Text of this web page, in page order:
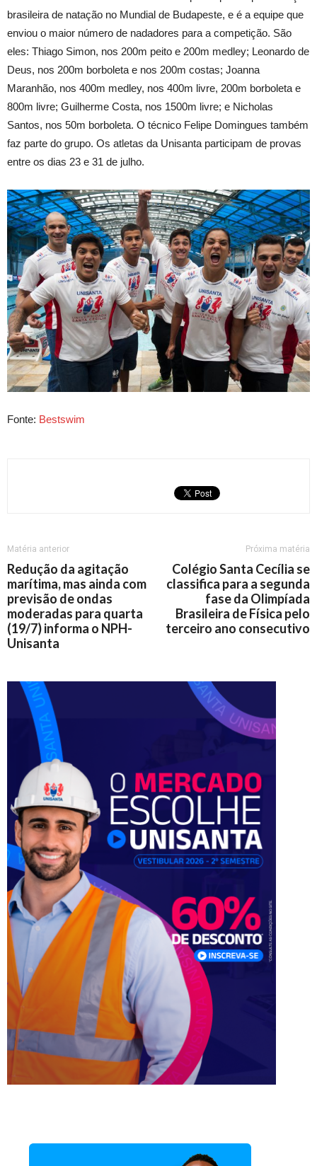
brasileira de natação no Mundial de Budapeste, e é a equipe que
enviou o maior número de nadadores para a competição. São
eles: Thiago Simon, nos 200m peito e 200m medley; Leonardo de
Deus, nos 200m borboleta e nos 200m costas; Joanna
Maranhão, nos 400m medley, nos 400m livre, 200m borboleta e
800m livre; Guilherme Costa, nos 1500m livre; e Nicholas
Santos, nos 50m borboleta. O técnico Felipe Domingues também
faz parte do grupo. Os atletas da Unisanta participam de provas
entre os dias 23 e 31 de julho.
Fonte: Bestswim
Matéria anterior
Redução da agitação
marítima, mas ainda com
previsão de ondas
moderadas para quarta
(19/7) informa o NPH-
Unisanta
Próxima matéria
Colégio Santa Cecília se
classifica para a segunda
fase da Olimpíada
Brasileira de Física pelo
terceiro ano consecutivo